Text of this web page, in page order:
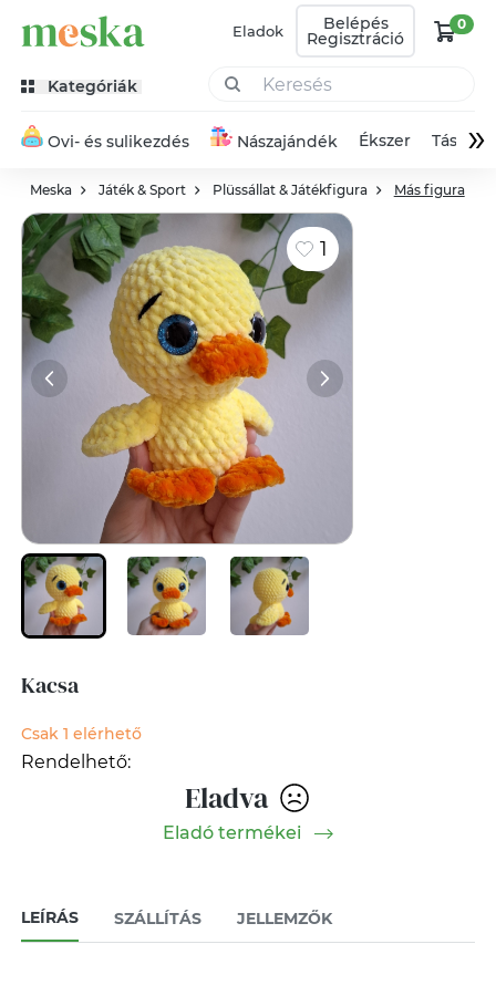
Eladok Belépés
Regisztráció
0
Kategóriák
Ovi- és sulikezdés Nászajándék Ékszer Táska»
Meska Játék & Sport Plüssállat & Játékfigura Más figura
1
Kacsa
Csak 1 elérhető
Rendelhető:
Eladva
Eladó termékei
LEÍRÁS SZÁLLÍTÁS JELLEMZŐK